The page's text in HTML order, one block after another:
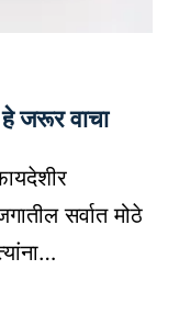
जरूर वाचा
सर्वात मोठे